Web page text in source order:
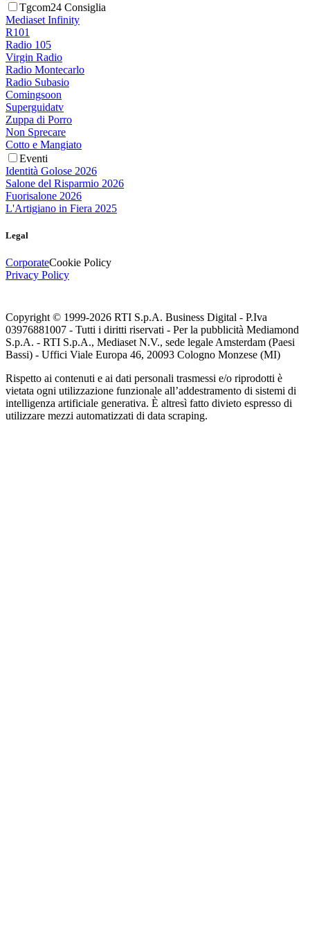
Tgcom24 Consiglia
Mediaset Infinity
R101
Radio 105
Virgin Radio
Radio Montecarlo
Radio Subasio
Comingsoon
Superguidatv
Zuppa di Porro
Non Sprecare
Cotto e Mangiato
Eventi
Identità Golose 2026
Salone del Risparmio 2026
Fuorisalone 2026
L'Artigiano in Fiera 2025
Legal
CorporateCookie Policy
Privacy Policy
Copyright © 1999-2026 RTI S.p.A. Business Digital - P.Iva
03976881007 - Tutti i diritti riservati - Per la pubblicità Mediamond
S.p.A. - RTI S.p.A., Mediaset N.V., sede legale Amsterdam (Paesi
Bassi) - Uffici Viale Europa 46, 20093 Cologno Monzese (MI)
Rispetto ai contenuti e ai dati personali trasmessi e/o riprodotti è
vietata ogni utilizzazione funzionale all’addestramento di sistemi di
intelligenza artificiale generativa. È altresì fatto divieto espresso di
utilizzare mezzi automatizzati di data scraping.